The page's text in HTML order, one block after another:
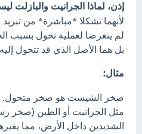
إذن، لماذا الجرانيت والبازلت
لأنهما تشكلا *مباشرة* من تبريد
لم يتعرضا لعملية تحول بسبب
بل هما الأصل الذي قد تتحول
مثال:
صخر الشيست هو صخر متحول.
مثل الجرانيت أو الطين (صخر
الشديدين داخل الأرض، مما